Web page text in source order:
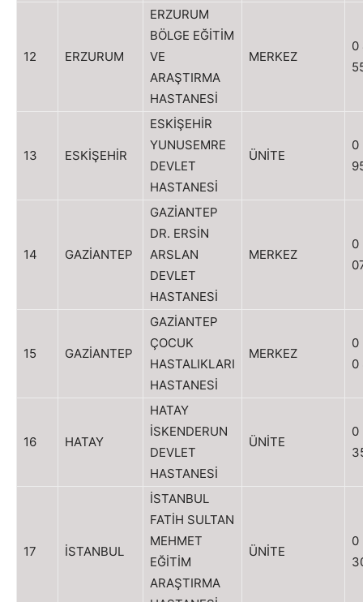
12 ERZURUM
ERZURUM
BÖLGE EĞİTİM
VE
ARAŞTIRMA
HASTANESİ
MERKEZ
0
13 ESKİŞEHİR
ESKİŞEHİR
YUNUSEMRE
DEVLET
HASTANESİ
ÜNİTE
0
14 GAZİANTEP
GAZİANTEP
DR. ERSİN
ARSLAN
DEVLET
HASTANESİ
MERKEZ
0
15 GAZİANTEP
GAZİANTEP
ÇOCUK
HASTALIKLARI
HASTANESİ
MERKEZ
0
0
16 HATAY
HATAY
İSKENDERUN
DEVLET
HASTANESİ
ÜNİTE
0
17 İSTANBUL
İSTANBUL
FATİH SULTAN
MEHMET
EĞİTİM
ARAŞTIRMA
ÜNİTE
0